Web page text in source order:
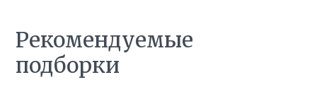
Рекомендуемые
подборки